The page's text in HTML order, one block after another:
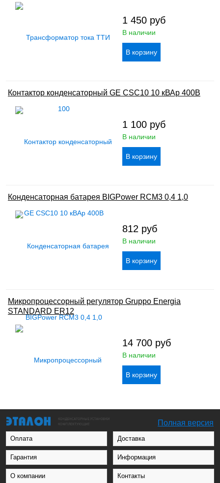
1 450 руб
В наличии
Контактор конденсаторный GE CSC10 10 кВАр 400В
1 100 руб
В наличии
Конденсаторная батарея BIGPower RCM3 0,4 1,0
812 руб
В наличии
Микропроцессорный регулятор Gruppo Energia
STANDARD ER12
14 700 руб
В наличии
Полная версия
Оплата Доставка
Гарантия Информация
О компании Контакты